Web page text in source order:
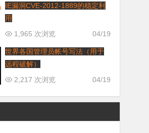
IE漏洞CVE-2012-1889的稳定利
用
04/19
1,965 次浏览
世界各国管理员帐号写法（用于
远程破解）
04/19
2,217 次浏览